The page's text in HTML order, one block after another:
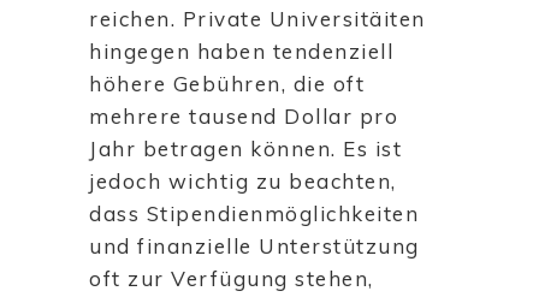
reichen. Private Universitäiten
hingegen haben tendenziell
höhere Gebühren, die oft
mehrere tausend Dollar pro
Jahr betragen können. Es ist
jedoch wichtig zu beachten,
dass Stipendienmöglichkeiten
und finanzielle Unterstützung
oft zur Verfügung stehen,